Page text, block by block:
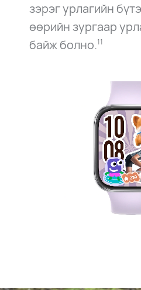
зэрэг урлагийн
өөрийн зургаар
байж болно.11